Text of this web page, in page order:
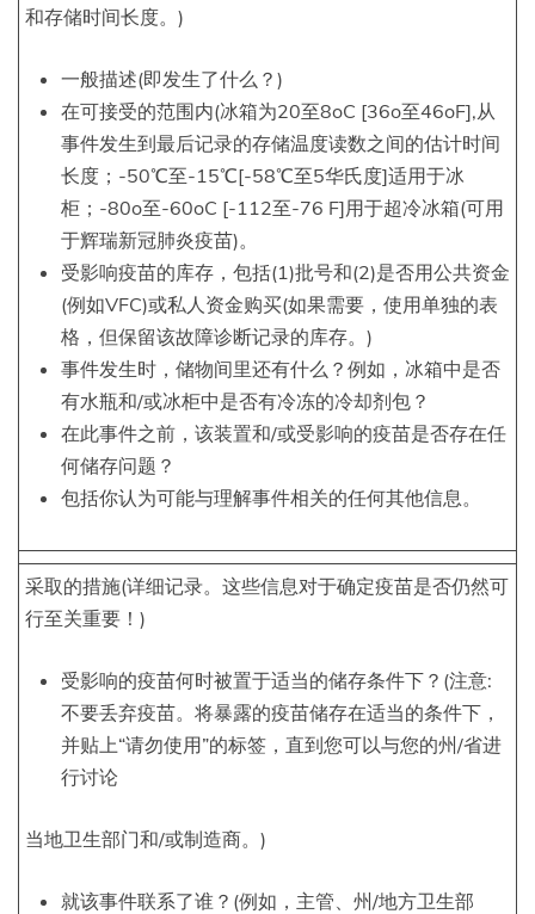
和存储时间长度。)
一般描述(即发生了什么？)
在可接受的范围内(冰箱为20至8oC [36o至46oF],从
事件发生到最后记录的存储温度读数之间的估计时间
长度；-50℃至-15℃[-58℃至5华氏度]适用于冰
柜；-80o至-60oC [-112至-76 F]用于超冷冰箱(可用
于辉瑞新冠肺炎疫苗)。
受影响疫苗的库存，包括(1)批号和(2)是否用公共资金
(例如VFC)或私人资金购买(如果需要，使用单独的表
格，但保留该故障诊断记录的库存。)
事件发生时，储物间里还有什么？例如，冰箱中是否
有水瓶和/或冰柜中是否有冷冻的冷却剂包？
在此事件之前，该装置和/或受影响的疫苗是否存在任
何储存问题？
包括你认为可能与理解事件相关的任何其他信息。
采取的措施(详细记录。这些信息对于确定疫苗是否仍然可
行至关重要！)
受影响的疫苗何时被置于适当的储存条件下？(注意:
不要丢弃疫苗。将暴露的疫苗储存在适当的条件下，
并贴上“请勿使用”的标签，直到您可以与您的州/省进
行讨论
当地卫生部门和/或制造商。)
就该事件联系了谁？(例如，主管、州/地方卫生部